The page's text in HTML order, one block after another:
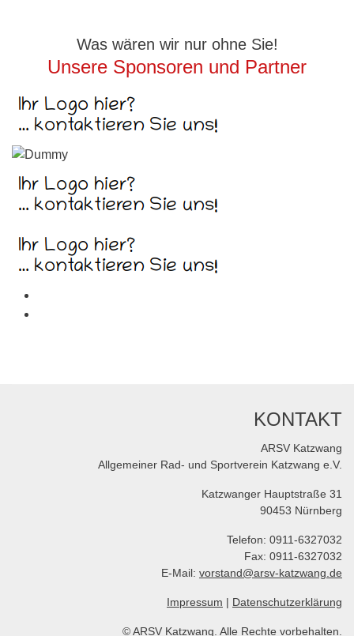
Was wären wir nur ohne Sie!
Unsere Sponsoren und Partner
KONTAKT
ARSV Katzwang
Allgemeiner Rad- und Sportverein Katzwang e.V.
Katzwanger Hauptstraße 31
90453 Nürnberg
Telefon: 0911-6327032
Fax: 0911-6327032
E-Mail: vorstand@arsv-katzwang.de
Impressum | Datenschutzerklärung
© ARSV Katzwang. Alle Rechte vorbehalten.